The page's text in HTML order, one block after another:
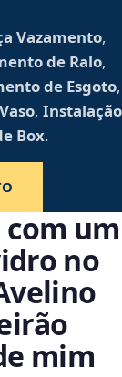
Vazamento,
de Ralo,
de Esgoto,
, Instalação
Box.
um
no
mim